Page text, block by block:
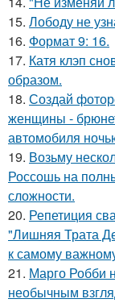
15. Лободу не
16. Формат 9: 16.
17. Катя клэп
образом.
18. Создай
женщины -
автомобиля
19. Возьму
Россошь на
сложности.
20. Репетиция
"Лишняя Трата
к самому
21. Марго Робби
необычным